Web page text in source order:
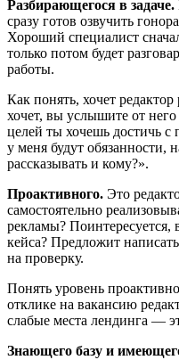
Разбирающегося в задаче.
сразу готов озвучить
Хороший специалист
только потом будет
работы.
Как понять, хочет редактор
хочет, вы услышите от
целей ты хочешь достичь
у меня будут обязанности,
рассказывать и кому?».
Проактивного. Это
самостоятельно
рекламы? Поинтересуется,
кейса? Предложит
на проверку.
Понять уровень
отклике на вакансию
слабые места лендинга —
Знающего базу и